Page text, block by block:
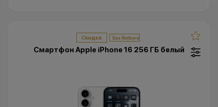
Скидка
Смартфон Apple iPhone 16 256 ГБ белый